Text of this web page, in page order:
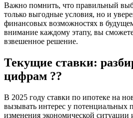
Важно помнить, что правильный
только выгодные условия, но и
финансовых возможностях в
внимание каждому этапу, вы
взвешенное решение.
Текущие ставки:
цифрам ??
В 2025 году ставки по ипотеке на
вызывать интерес у потенциальных
изменения экономической